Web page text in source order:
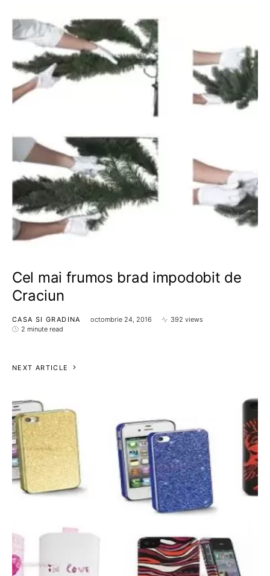
Cel mai frumos brad impodobit de
Craciun
CASA SI GRADINA octombrie 24, 2016
392 views
2 minute read
NEXT ARTICLE